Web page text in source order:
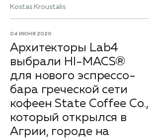
Kostas Kroustalis
04 ИЮНЯ 2020
​Архитекторы Lab4
выбрали HI-MACS®
для нового эспрессо-
бара греческой сети
кофеен State Coffee Co.,
который открылся в
Агрии, городе на